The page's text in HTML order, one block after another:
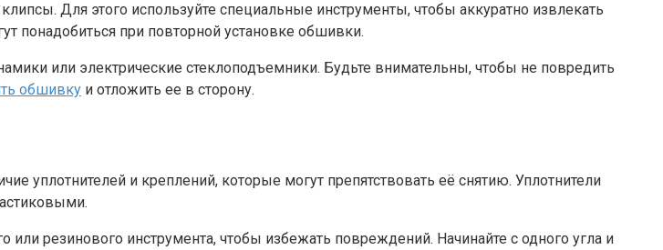
Для этого используйте специальные инструменты, чтобы аккуратно извлекать
понадобиться при повторной установке обшивки.
или электрические стеклоподъемники. Будьте внимательны, чтобы не повредить
обшивку и отложить ее в сторону.
уплотнителей и креплений, которые могут препятствовать её снятию. Уплотнители
резинового инструмента, чтобы избежать повреждений. Начинайте с одного угла и